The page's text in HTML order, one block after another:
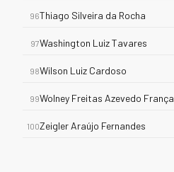
96Thiago Silveira da Rocha
97Washington Luiz Tavares
98Wilson Luiz Cardoso
99Wolney Freitas Azevedo França
100Zeigler Araújo Fernandes